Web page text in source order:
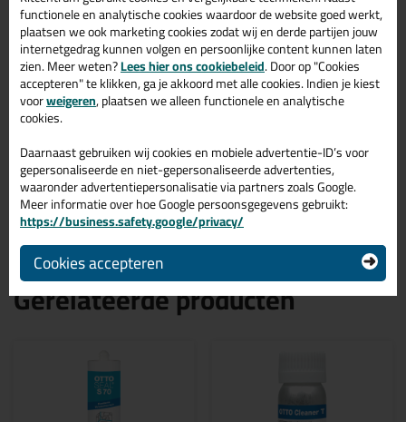
703
Zoek je kit in een specifieke kleur? Gevonden! Deze ottoseal
sanitairkit Ottoseal S110 310ml in de kleur DB 703 is te
gebruiken voor verschillende toepassingen. Een duurzame en
veelzijdige kit welke makkelijk te verwerken is. Perfect als je een
bijpassende kleur zoekt met gegarandeerd een topresultaat.
voorraad en op werkdagen besteld = morgen in huis.
Wil je meer weten over de toepassing en kenmerken van dit
product?Lees alles over dit product >
Gerelateerde producten
functionele en analytische cookies waardoor de website goed werkt,
plaatsen we ook marketing cookies zodat wij en derde partijen jouw
internetgedrag kunnen volgen en persoonlijke content kunnen laten
zien. Meer weten?Lees hier ons cookiebeleid. Door op "Cookies
accepteren" te klikken, ga je akkoord met alle cookies. Indien je kiest
voorweigeren, plaatsen we alleen functionele en analytische
cookies.
Daarnaast gebruiken wij cookies en mobiele advertentie-ID’s voor
gepersonaliseerde en niet-gepersonaliseerde advertenties,
waaronder advertentiepersonalisatie via partners zoals Google.
Meer informatie over hoe Google persoonsgegevens gebruikt:
https://business.safety.google/privacy/
Cookies accepteren